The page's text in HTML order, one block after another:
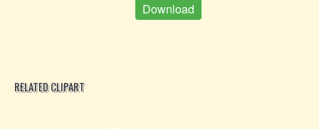
Download
RELATED CLIPART